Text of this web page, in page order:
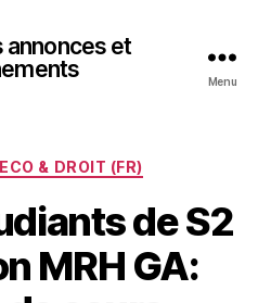
annonces et
Menu
Catégories
& DROIT (FR)
de S2
MRH GA: